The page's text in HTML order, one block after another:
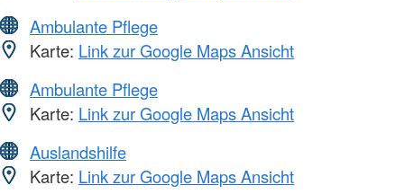
Ambulante Pflege
Karte: Link zur Google Maps Ansicht
Ambulante Pflege
Karte: Link zur Google Maps Ansicht
Auslandshilfe
Karte: Link zur Google Maps Ansicht